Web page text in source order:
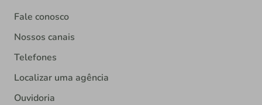
Fale conosco
Nossos canais
Telefones
Localizar uma agência
Ouvidoria